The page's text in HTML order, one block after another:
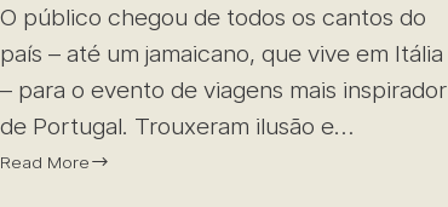
O público chegou de todos os cantos do
país – até um jamaicano, que vive em Itália
– para o evento de viagens mais inspirador
de Portugal. Trouxeram ilusão e…
Read More